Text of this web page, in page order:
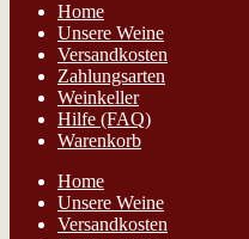
Home
Unsere Weine
Versandkosten
Zahlungsarten
Weinkeller
Hilfe (FAQ)
Warenkorb
Home
Unsere Weine
Versandkosten